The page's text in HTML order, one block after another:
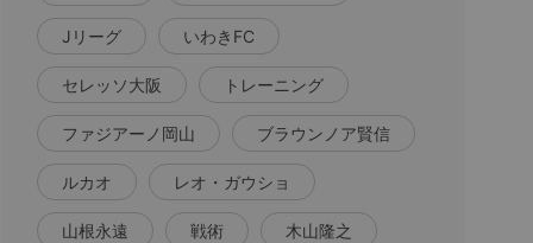
Jリーグ いわきFC
セレッソ大阪 トレーニング
ファジアーノ岡山 ブラウンノア賢信
ルカオ レオ・ガウショ
山根永遠 戦術 木山隆之